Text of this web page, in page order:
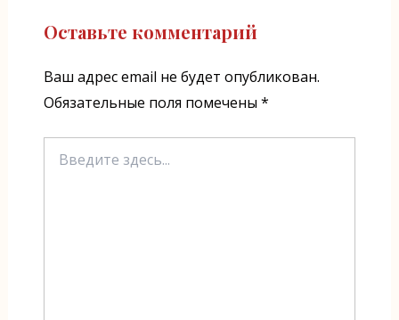
Оставьте комментарий
Ваш адрес email не будет опубликован.
Обязательные поля помечены *
здесь...